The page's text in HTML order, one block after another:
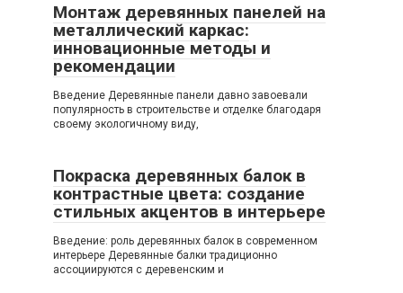
Монтаж деревянных панелей на
металлический каркас:
инновационные методы и
рекомендации
Введение Деревянные панели давно завоевали
популярность в строительстве и отделке благодаря
своему экологичному виду,
Покраска деревянных балок в
контрастные цвета: создание
стильных акцентов в интерьере
Введение: роль деревянных балок в современном
интерьере Деревянные балки традиционно
ассоциируются с деревенским и